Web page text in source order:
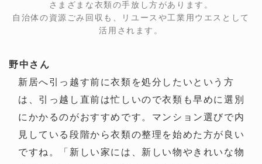
さまざまな衣類の手放し方があります。
自治体の資源ごみ回収も、リユースや工業用ウエスとして
活用されます。
野中さん
新居へ引っ越す前に衣類を処分したいという方
は、引っ越し直前は忙しいので衣類も早めに選別
にかかるのがおすすめです。マンション選びで内
見している段階から衣類の整理を始めた方が良い
ですね。「新しい家には、新しい物やきれいな物